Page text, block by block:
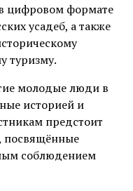
цифровом формате
усадеб, а также
туризму.
молодые люди в
историей и
предстоит
посвящённые
соблюдением